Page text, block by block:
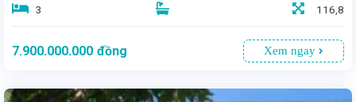
3
116,8
7.900.000.000 đồng Xem ngay